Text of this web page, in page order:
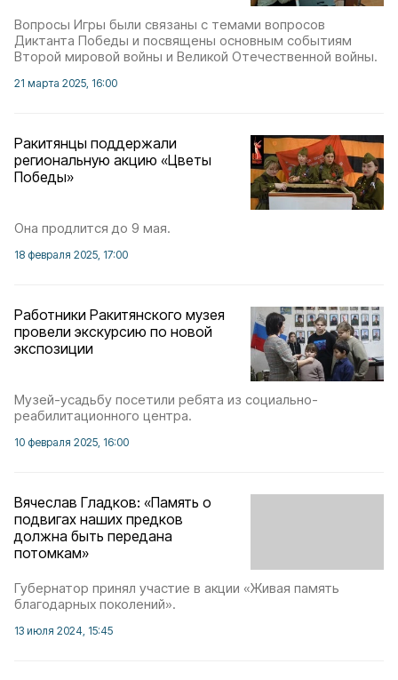
Вопросы Игры были связаны с темами вопросов
Диктанта Победы и посвящены основным событиям
Второй мировой войны и Великой Отечественной войны.
21 марта 2025, 16:00
Ракитянцы поддержали
региональную акцию «Цветы
Победы»
Она продлится до 9 мая.
18 февраля 2025, 17:00
Работники Ракитянского музея
провели экскурсию по новой
экспозиции
Музей-усадьбу посетили ребята из социально-
реабилитационного центра.
10 февраля 2025, 16:00
Вячеслав Гладков: «Память о
подвигах наших предков
должна быть передана
потомкам»
Губернатор принял участие в акции «Живая память
благодарных поколений».
13 июля 2024, 15:45